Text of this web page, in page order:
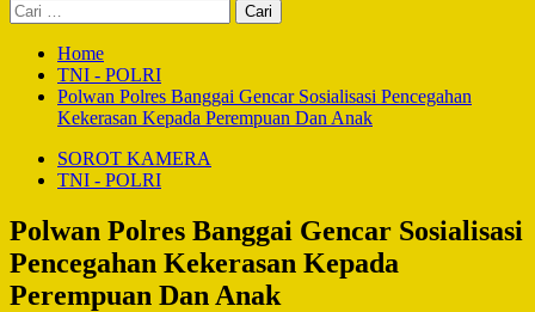
Cari
untuk:
Home
TNI - POLRI
Polwan Polres Banggai Gencar Sosialisasi Pencegahan
Kekerasan Kepada Perempuan Dan Anak
SOROT KAMERA
TNI - POLRI
Polwan Polres Banggai Gencar Sosialisasi
Pencegahan Kekerasan Kepada
Perempuan Dan Anak